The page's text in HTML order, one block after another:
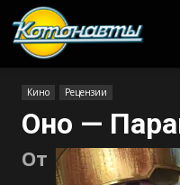
Кино Рецензии
Оно —
От